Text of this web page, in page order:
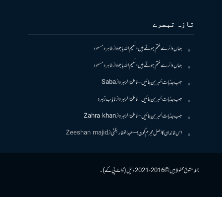
تازہ تبصرے
جہاں دائرے ختم ہوتے ہیں- نعیم اللہ باجوہازطاہرہ مسعود
جہاں دائرے ختم ہوتے ہیں- نعیم اللہ باجوہازطاہرہ مسعود
جب جذبات خبر بن جائیں – فاطمۃالزہرہازSaba
جب جذبات خبر بن جائیں – فاطمۃالزہرہازنایاب زہرہ
جب جذبات خبر بن جائیں – فاطمۃالزہرہازZahra khan
اس خاندان کا اصل مجرم کون! – عبدالغفار بگٹیازZeeshan majid
جملہ حقوق محفوظ ہیں © 2016-2021 دلیل (ڈاٹ پی کے)۔